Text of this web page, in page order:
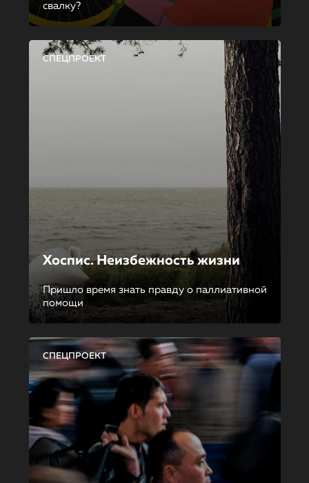
свалку?
СПЕЦПРОЕКТ
Хоспис. Неизбежность жизни
Пришло время знать правду о паллиативной
помощи
СПЕЦПРОЕКТ